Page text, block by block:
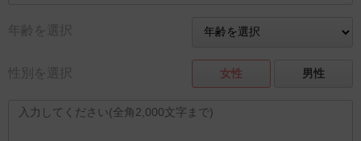
年齢を選択
性別を選択 女性 男性